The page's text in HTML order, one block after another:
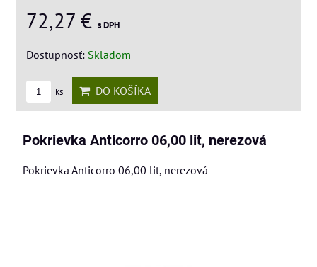
72,27 € s DPH
Dostupnosť: Skladom
ks DO KOŠÍKA
Pokrievka Anticorro 06,00 lit, nerezová
Pokrievka Anticorro 06,00 lit, nerezová